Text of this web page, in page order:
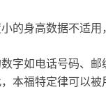
的身高数据不适
字如电话号码、
本福特定律可以